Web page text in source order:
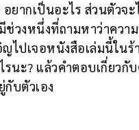
อยากเป็นอะไร ส่วนตั
ช่วงหนึ่งที่ถามหาว่าคว
ญไปเจอหนังสือเล่มนี้ใน
นะ? แล้วคำตอบเกี่ยว
บตัวเอง